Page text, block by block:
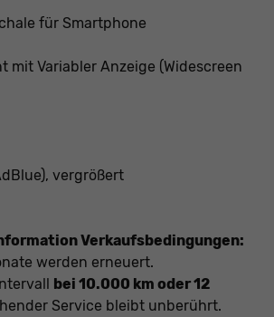
für Smartphone
mit Variabler Anzeige (Widescreen
vergrößert
Verkaufsbedingungen:
werden erneuert.
bei 10.000 km oder 12
Service bleibt unberührt.